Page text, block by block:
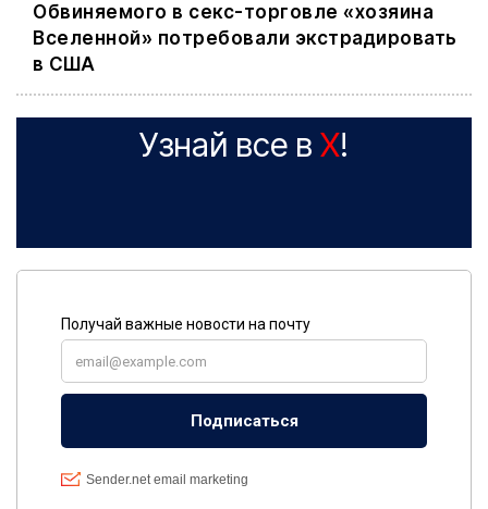
Обвиняемого в секс-торговле «хозяина
Вселенной» потребовали экстрадировать
в США
Узнай все в X!